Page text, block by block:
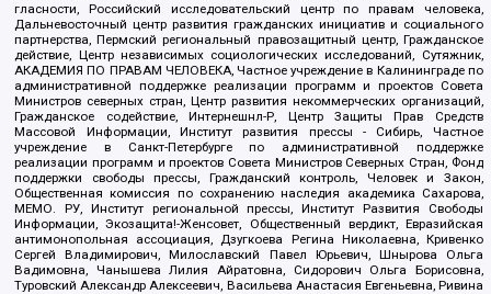
гласности, Российский исследовательский центр по правам человека,
Дальневосточный центр развития гражданских инициатив и социального
партнерства, Пермский региональный правозащитный центр, Гражданское
действие, Центр независимых социологических исследований, Сутяжник,
АКАДЕМИЯ ПО ПРАВАМ ЧЕЛОВЕКА, Частное учреждение в Калининграде по
административной поддержке реализации программ и проектов Совета
Министров северных стран, Центр развития некоммерческих организаций,
Гражданское содействие, Интернешнл-Р, Центр Защиты Прав Средств
Массовой Информации, Институт развития прессы - Сибирь, Частное
учреждение в Санкт-Петербурге по административной поддержке
реализации программ и проектов Совета Министров Северных Стран, Фонд
поддержки свободы прессы, Гражданский контроль, Человек и Закон,
Общественная комиссия по сохранению наследия академика Сахарова,
МЕМО. РУ, Институт региональной прессы, Институт Развития Свободы
Информации, Экозащита!-Женсовет, Общественный вердикт, Евразийская
антимонопольная ассоциация, Дзугкоева Регина Николаевна, Кривенко
Сергей Владимирович, Милославский Павел Юрьевич, Шнырова Ольга
Вадимовна, Чанышева Лилия Айратовна, Сидорович Ольга Борисовна,
Туровский Александр Алексеевич, Васильева Анастасия Евгеньевна, Ривина